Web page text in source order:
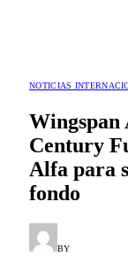
NOTICIAS
Wingspan
Century
Alfa para
fondo
BY